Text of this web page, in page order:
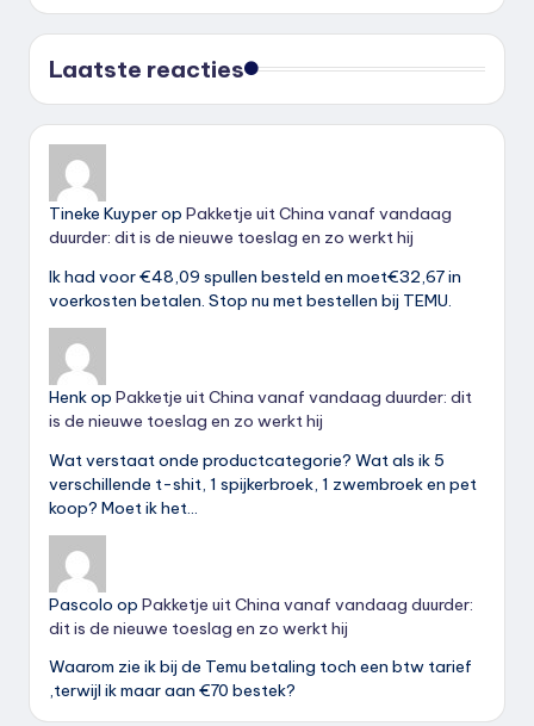
Laatste reacties
Tineke Kuyperop Pakketje uit China vanaf vandaag
duurder: dit is de nieuwe toeslag en zo werkt hij
Ik had voor €48,09 spullen besteld en moet€32,67 in
voerkosten betalen. Stop nu met bestellen bij TEMU.
Henkop Pakketje uit China vanaf vandaag duurder: dit
is de nieuwe toeslag en zo werkt hij
Wat verstaat onde productcategorie? Wat als ik 5
verschillende t-shit, 1 spijkerbroek, 1 zwembroek en pet
koop? Moet ik het…
Pascolo op Pakketje uit China vanaf vandaag duurder:
dit is de nieuwe toeslag en zo werkt hij
Waarom zie ik bij de Temu betaling toch een btw tarief
,terwijl ik maar aan €70 bestek?